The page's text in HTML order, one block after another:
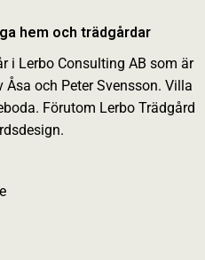
hem och trädgårdar
i Lerbo Consulting AB som är
och Peter Svensson. Villa
Förutom Lerbo Trädgård